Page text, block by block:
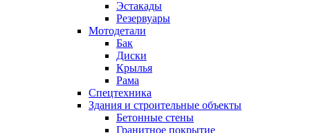
Эстакады
Резервуары
Мотодетали
Бак
Диски
Крылья
Рама
Спецтехника
Здания и строительные объекты
Бетонные стены
Гранитное покрытие